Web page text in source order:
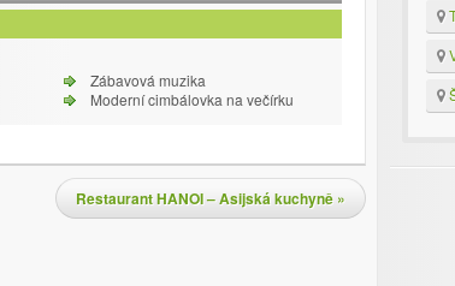
Zábavová muzika
Moderní cimbálovka na večírku
Restaurant HANOI – Asijská kuchyně »